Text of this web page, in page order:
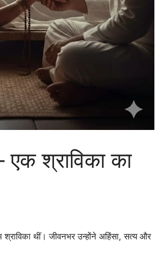
श्राविका का
श्राविका थीं। जीवनभर उन्होंने अहिंसा, सत्य और